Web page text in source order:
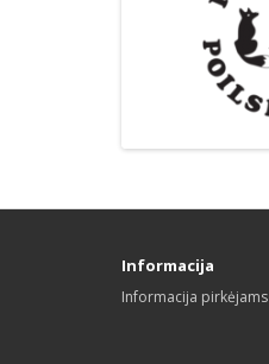
Informacija
Informacija pirkėjams